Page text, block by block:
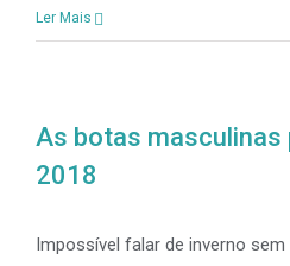
Ler Mais
As botas masculinas
2018
Impossível falar de inverno